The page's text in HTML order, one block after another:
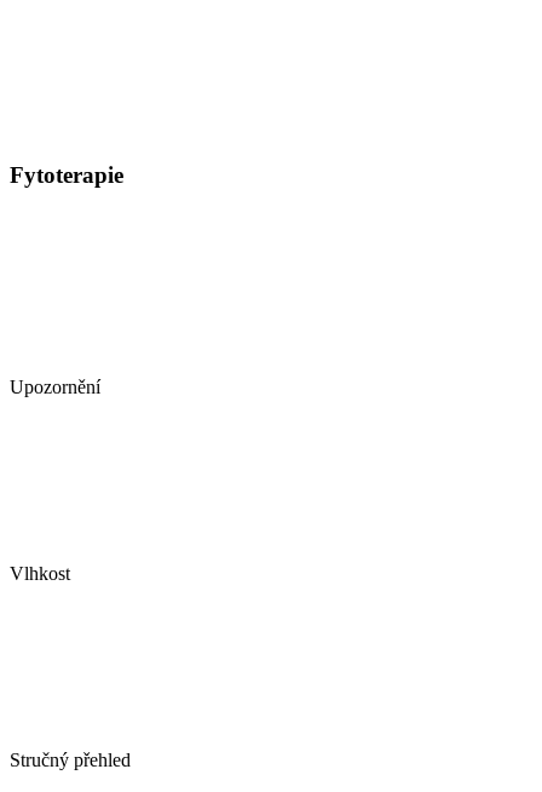
Fytoterapie
Upozornění
Vlhkost
Stručný přehled